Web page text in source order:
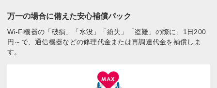
万一の場合に備えた安心補償パック
Wi-Fi機器の「破損」「水没」「紛失」「盗難」の際に、1日200
円～で、通信機器などの修理代金または再調達代金を補償しま
す。